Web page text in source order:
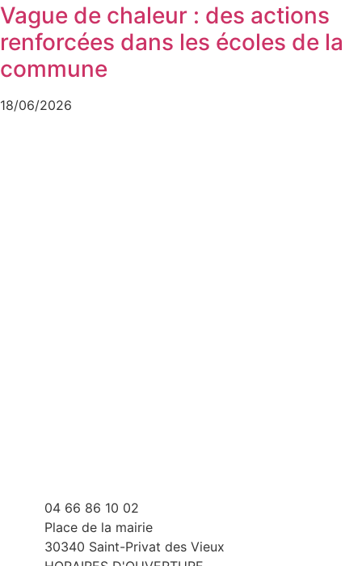
Vague de chaleur : des actions
renforcées dans les écoles de la
commune
18/06/2026
04 66 86 10 02
Place de la mairie
30340 Saint-Privat des Vieux